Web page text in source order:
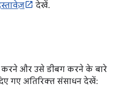
देखें.
और उसे डीबग करने के बारे
गए अतिरिक्त संसाधन देखें: